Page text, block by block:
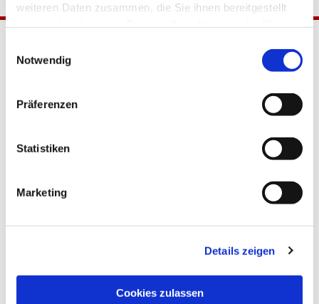
weiteren Daten zusammen, die Sie ihnen bereitgestellt
Notwendig
Präferenzen
Statistiken
Marketing
Details zeigen
Cookies zulassen
Katholische Kirchengemeinde
Tempelhof-Buckow